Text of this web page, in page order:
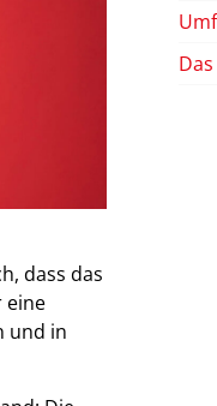
dass das
eine
und in